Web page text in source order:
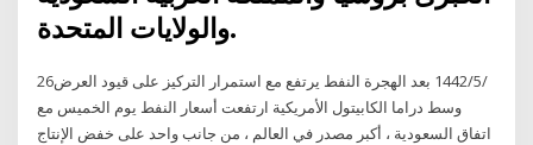
والولايات المتحدة.
26‏‏/5‏‏/1442 بعد الهجرة النفط يرتفع مع استمرار التركيز على قيود العرض
وسط دراما الكابيتول الأمريكية ارتفعت أسعار النفط يوم الخميس مع
اتفاق السعودية ، أكبر مصدر في العالم ، من جانب واحد على خفض الإنتاج